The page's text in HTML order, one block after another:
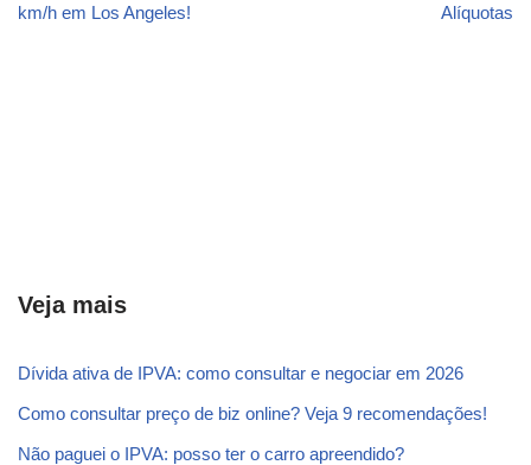
km/h em Los Angeles!
Alíquotas
Veja mais
Dívida ativa de IPVA: como consultar e negociar em 2026
Como consultar preço de biz online? Veja 9 recomendações!
Não paguei o IPVA: posso ter o carro apreendido?